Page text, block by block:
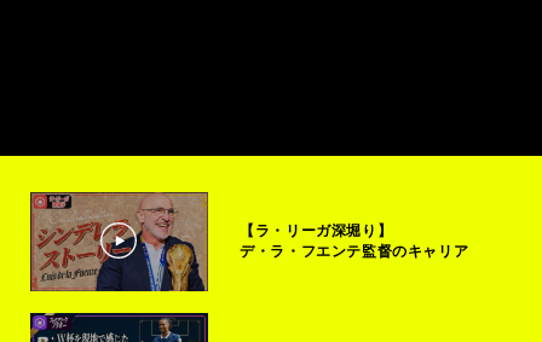
【ラ・リーガ深堀り】
デ・ラ・フエンテ監督のキャリア